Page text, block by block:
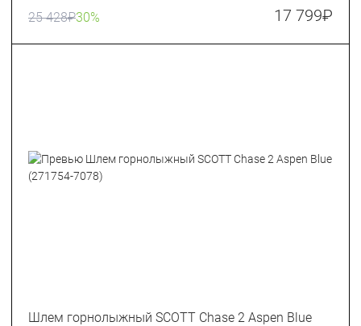
25 428₽30% 17 799₽
Шлем горнолыжный SCOTT Chase 2 Aspen Blue